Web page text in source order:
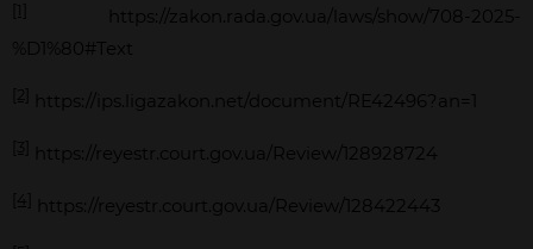
[1]
https://zakon.rada.gov.ua/laws/show/708-2025-
%D1%80#Text
[2] https://ips.ligazakon.net/document/RE42496?an=1
[3] https://reyestr.court.gov.ua/Review/128928724
https://reyestr.court.gov.ua/Review/128422443